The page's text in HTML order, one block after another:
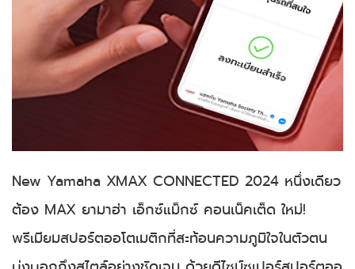
New Yamaha XMAX CONNECTED 2024 หนึ่งเดียว
ต้อง MAX ยามาฮ่า เอ็กซ์แม็กซ์ คอนเน็คเต็ด ใหม่!
พรีเมียมสปอร์ตออโตเมติกที่สะท้อนความภูมิใจในตัวตน